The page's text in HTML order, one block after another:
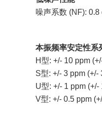
噪声系数 (NF): 0.8
本振频率安定性系
H型: +/- 10 ppm
S型: +/- 3 ppm (+/-
U型: +/- 1 ppm (+/-
V型: +/- 0.5 ppm